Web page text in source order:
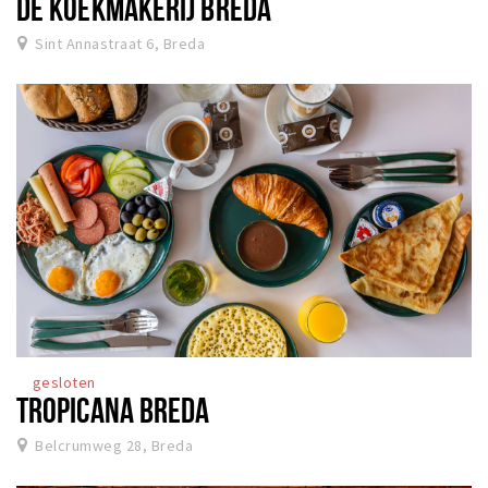
DE KOEKMAKERIJ BREDA
Sint Annastraat 6, Breda
gesloten
TROPICANA BREDA
Belcrumweg 28, Breda